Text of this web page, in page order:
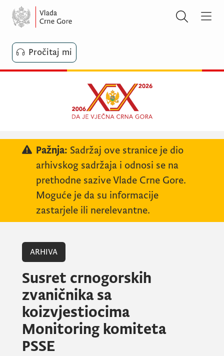
Pročitaj mi
Pažnja: Sadržaj ove stranice je dio
arhivskog sadržaja i odnosi se na
prethodne sazive Vlade Crne Gore.
Moguće je da su informacije
zastarjele ili nerelevantne.
ARHIVA
Susret crnogorskih
zvaničnika sa
koizvjestiocima
Monitoring komiteta
PSSE